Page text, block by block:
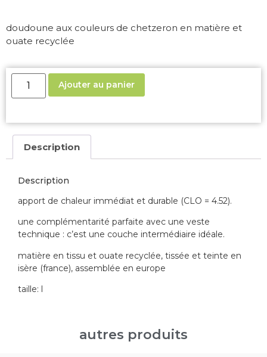
doudoune aux couleurs de chetzeron en matière et
ouate recyclée
Ajouter au panier
Description
Description
apport de chaleur immédiat et durable (CLO = 4.52).
une complémentarité parfaite avec une veste
technique : c’est une couche intermédiaire idéale.
matière en tissu et ouate recyclée, tissée et teinte en
isère (france), assemblée en europe
taille: l
autres produits